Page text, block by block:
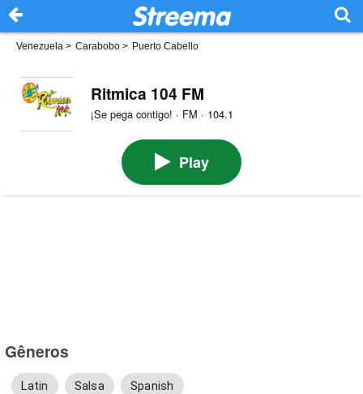
Venezuela > Carabobo > Puerto Cabello
Ritmica 104 FM
¡Se pega contigo! · FM · 104.1
Play
Gêneros
Latin Salsa Spanish